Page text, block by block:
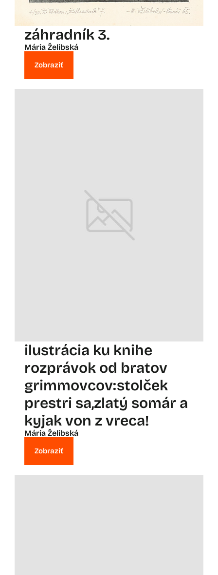
záhradník 3.
Mária Želibská
Zobraziť
ilustrácia ku knihe
rozprávok od bratov
grimmovcov:stolček
prestri sa,zlatý somár a
kyjak von z vreca!
Mária Želibská
Zobraziť